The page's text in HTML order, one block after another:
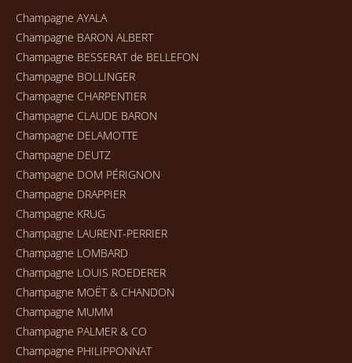
Champagne AYALA
Champagne BARON ALBERT
Champagne BESSERAT de BELLEFON
Champagne BOLLINGER
Champagne CHARPENTIER
Champagne CLAUDE BARON
Champagne DELAMOTTE
Champagne DEUTZ
Champagne DOM PÉRIGNON
Champagne DRAPPIER
Champagne KRUG
Champagne LAURENT-PERRIER
Champagne LOMBARD
Champagne LOUIS ROEDERER
Champagne MOËT & CHANDON
Champagne MUMM
Champagne PALMER & CO
Champagne PHILIPPONNAT